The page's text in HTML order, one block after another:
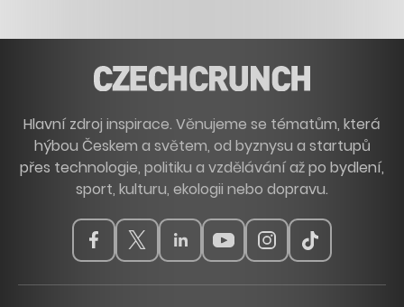
Hlavní zdroj inspirace. Věnujeme se tématům, která
hýbou Českem a světem, od byznysu a startupů
přes technologie, politiku a vzdělávání až po bydlení,
sport, kulturu, ekologii nebo dopravu.